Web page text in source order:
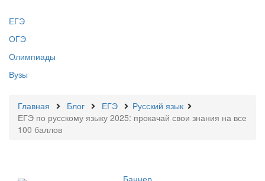
ЕГЭ
ОГЭ
Олимпиады
Вузы
Главная Блог ЕГЭ
Русский язык
ЕГЭ по русскому языку 2025: прокачай свои знания на все
100 баллов